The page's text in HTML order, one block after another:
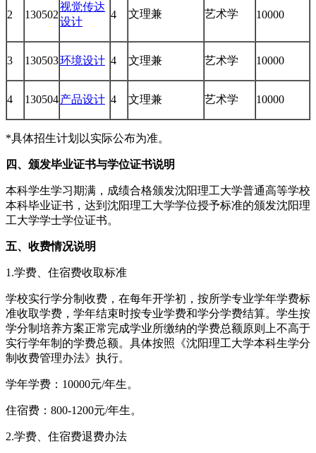
2 130502
视觉传达
设计
4 文理兼 艺术学 10000
3 130503环境设计 4 文理兼 艺术学 10000
4 130504产品设计 4 文理兼 艺术学 10000
*具体招生计划以实际公布为准。
四、颁发毕业证书与学位证书说明
本科学生学习期满，成绩合格颁发沈阳理工大学普通高等学校
本科毕业证书，达到沈阳理工大学学位授予标准的颁发沈阳理
工大学学士学位证书。
五、收费情况说明
1.学费、住宿费收取标准
学校实行学分制收费，在每年开学初，按所学专业学年学费标
准收取学费，学年结束时按专业学费和学分学费结算。学生按
学分制培养方案正常完成学业所缴纳的学费总额原则上不高于
实行学年制的学费总额。具体按照《沈阳理工大学本科生学分
制收费管理办法》执行。
学年学费：10000元/年生。
住宿费：800-1200元/年生。
2.学费、住宿费退费办法